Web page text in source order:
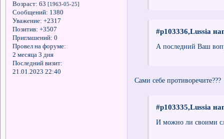
Возраст: 63 [1963-05-25]
Сообщений: 1380
Уважение: +2317
Позитив: +3507
Приглашений: 0
Провел на форуме:
2 месяца 3 дня
Последний визит:
21.01.2023 22:40
#p103336,Lussia
А последний Ваш
Сами себе противоречите???
#p103335,Lussia
И можно ли своими